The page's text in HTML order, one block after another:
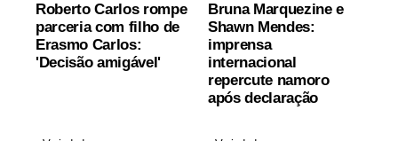
Roberto Carlos rompe
parceria com filho de
Erasmo Carlos:
'Decisão amigável'
Bruna Marquezine e
Shawn Mendes:
imprensa
internacional
repercute namoro
após declaração